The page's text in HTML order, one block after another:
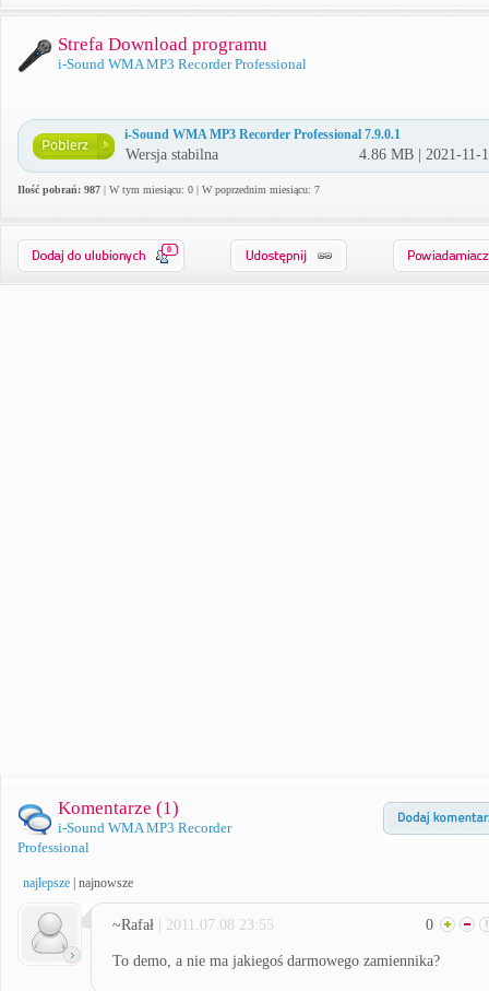
Strefa Download programu
i-Sound WMA MP3 Recorder Professional
i-Sound WMA MP3 Recorder Professional 7.9.0.1
Wersja stabilna 4.86 MB | 2021-11-
Ilość pobrań: 987 | W tym miesiącu: 0 | W poprzednim miesiącu: 7
0
Komentarze (1)
i-Sound WMA MP3 Recorder
Professional
najlepsze najnowsze
~Rafał | 2011.07.08 23:55 0
To demo, a nie ma jakiegoś darmowego zamiennika?